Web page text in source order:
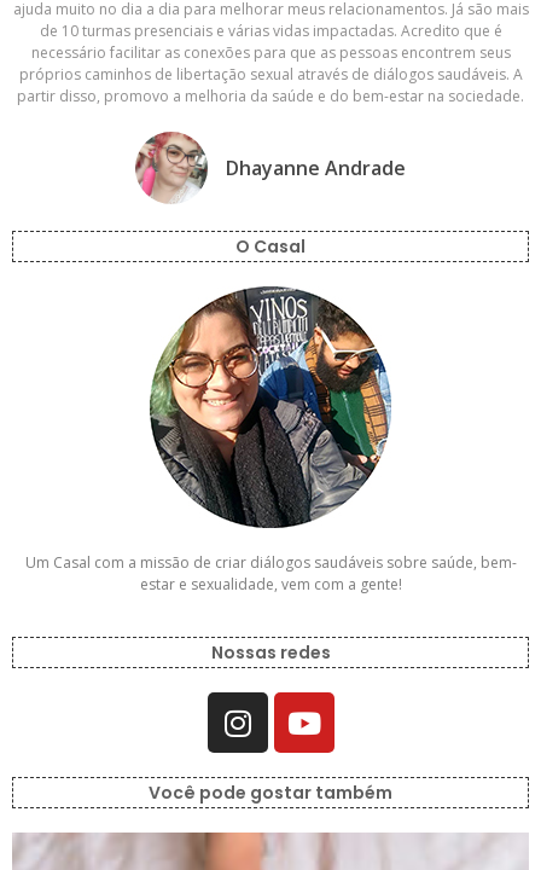
ajuda muito no dia a dia para melhorar meus relacionamentos. Já são mais
de 10 turmas presenciais e várias vidas impactadas. Acredito que é
necessário facilitar as conexões para que as pessoas encontrem seus
próprios caminhos de libertação sexual através de diálogos saudáveis. A
partir disso, promovo a melhoria da saúde e do bem-estar na sociedade.
Dhayanne Andrade
O Casal
Um Casal com a missão de criar diálogos saudáveis sobre saúde, bem-
estar e sexualidade, vem com a gente!
Nossas redes
Você pode gostar também